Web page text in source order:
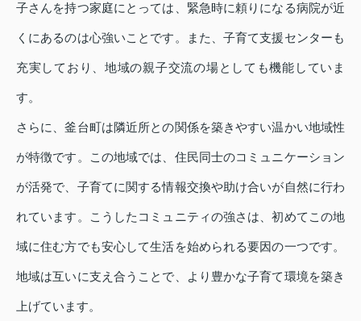
子さんを持つ家庭にとっては、緊急時に頼りになる病院が近
くにあるのは心強いことです。また、子育て支援センターも
充実しており、地域の親子交流の場としても機能していま
す。
さらに、釜台町は隣近所との関係を築きやすい温かい地域性
が特徴です。この地域では、住民同士のコミュニケーション
が活発で、子育てに関する情報交換や助け合いが自然に行わ
れています。こうしたコミュニティの強さは、初めてこの地
域に住む方でも安心して生活を始められる要因の一つです。
地域は互いに支え合うことで、より豊かな子育て環境を築き
上げています。